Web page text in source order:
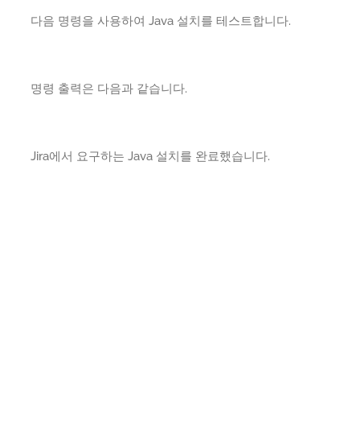
다음 명령을 사용하여 Java 설치를 테스트합니다.
명령 출력은 다음과 같습니다.
Jira에서 요구하는 Java 설치를 완료했습니다.